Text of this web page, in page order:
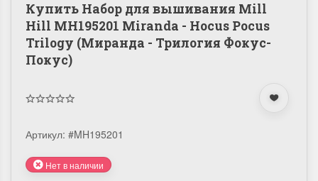
Купить Набор для вышивания Mill
Hill MH195201 Miranda - Hocus Pocus
Trilogy (Миранда - Трилогия Фокус-
Покус)
Артикул: #MH195201
Нет в наличии